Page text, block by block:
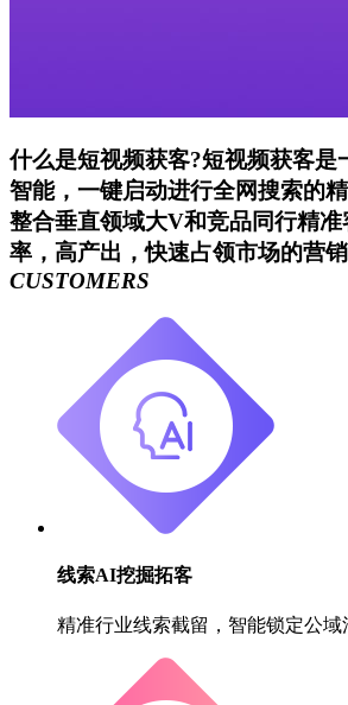
什么是短视频获客?短视频获客是
智能，一键启动进行全网搜索的
整合垂直领域大V和竞品同行精
率，高产出，快速占领市场的营
CUSTOMERS
线索AI挖掘拓客
精准行业线索截留，智能锁定公域